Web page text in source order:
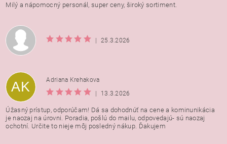
Milý a nápomocný personál, super ceny, široký sortiment.
| 25.3.2026
AK
Adriana Krehakova
|
13.3.2026
Úžasný prístup, odporúčam! Dá sa dohodnúť na cene a kominunikácia
je naozaj na úrovni. Poradia, pošlú do mailu, odpovedajú- sú naozaj
ochotní. Určite to nieje môj posledný nákup. Ďakujem